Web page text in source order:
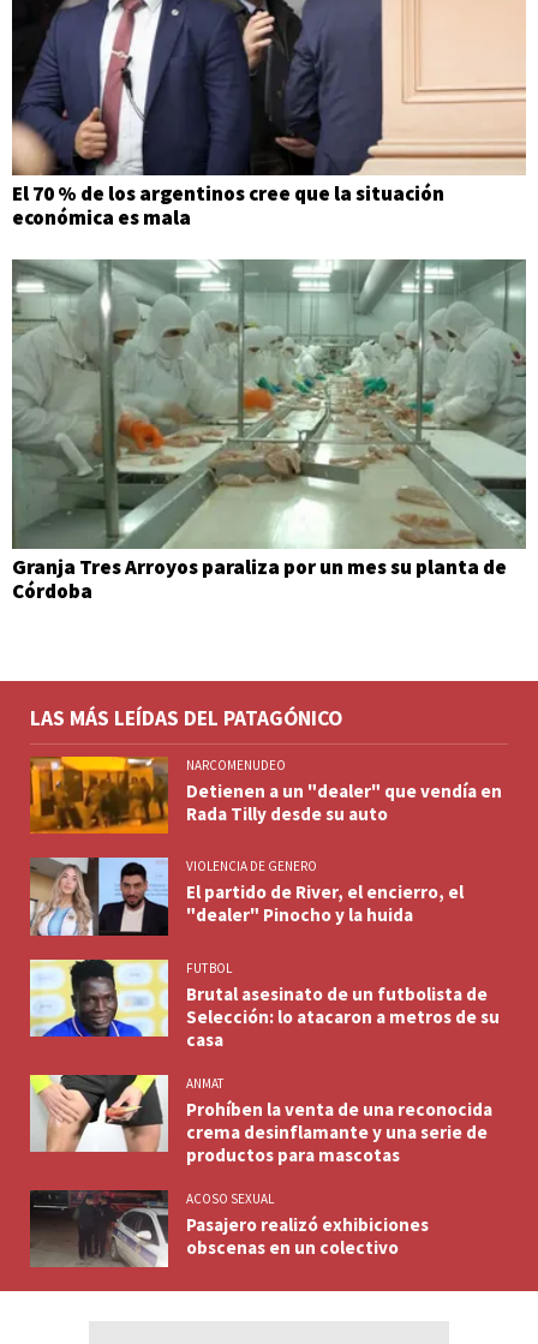
El 70 % de los argentinos cree que la situación
económica es mala
Granja Tres Arroyos paraliza por un mes su planta de
Córdoba
LAS MÁS LEÍDAS DEL PATAGÓNICO
NARCOMENUDEO
Detienen a un "dealer" que vendía en
Rada Tilly desde su auto
VIOLENCIA DE GENERO
El partido de River, el encierro, el
"dealer" Pinocho y la huida
FUTBOL
Brutal asesinato de un futbolista de
Selección: lo atacaron a metros de su
casa
ANMAT
Prohíben la venta de una reconocida
crema desinflamante y una serie de
productos para mascotas
ACOSO SEXUAL
Pasajero realizó exhibiciones
obscenas en un colectivo